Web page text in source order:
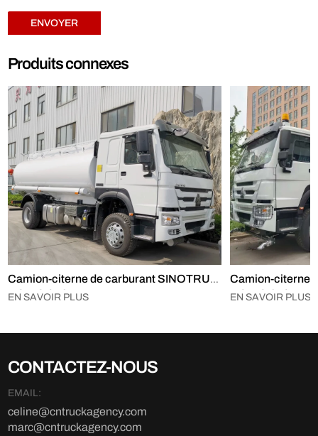
ENVOYER
Produits connexes
Camion-citerne de carburant SINOTRUK
HOWO 4×2
EN SAVOIR PLUS
Camion-citerne
HOWO 6×4
EN SAVOIR PLUS
CONTACTEZ-NOUS
EMAIL:
celine@cntruckagency.com
marc@cntruckagency.com